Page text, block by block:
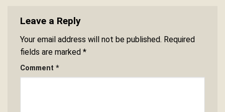
Leave a Reply
Your email address will not be published. Required
fields are marked *
Comment *